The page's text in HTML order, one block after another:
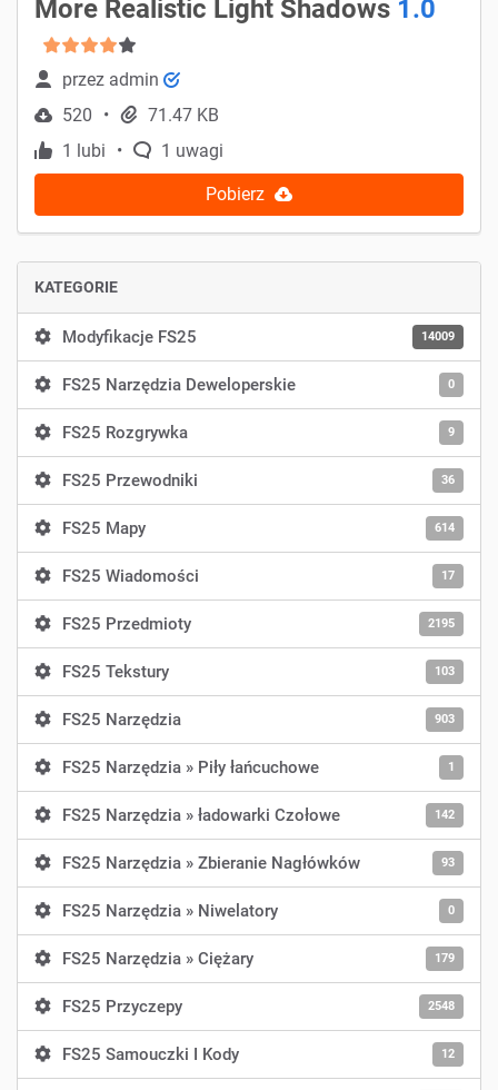
More Realistic Light Shadows 1.0
przez admin
520
71.47 KB
1 lubi
1 uwagi
Pobierz
KATEGORIE
Modyfikacje FS25 14009
FS25 Narzędzia Deweloperskie 0
FS25 Rozgrywka 9
FS25 Przewodniki 36
FS25 Mapy 614
FS25 Wiadomości 17
FS25 Przedmioty 2195
FS25 Tekstury 103
FS25 Narzędzia 903
FS25 Narzędzia » Piły łańcuchowe 1
FS25 Narzędzia » ładowarki Czołowe 142
FS25 Narzędzia » Zbieranie Nagłówków 93
FS25 Narzędzia » Niwelatory 0
FS25 Narzędzia » Ciężary 179
FS25 Przyczepy 2548
FS25 Samouczki I Kody 12